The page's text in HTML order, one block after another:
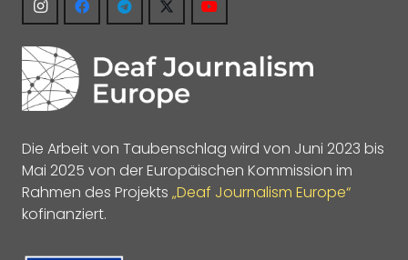
Die Arbeit von Taubenschlag wird von Juni 2023 bis
Mai 2025 von der Europäischen Kommission im
Rahmen des Projekts „Deaf Journalism Europe“
kofinanziert.